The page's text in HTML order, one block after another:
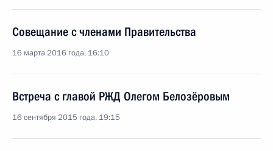
Совещание с членами Правительства
16 марта 2016 года, 16:10
Встреча с главой РЖД Олегом Белозёровым
16 сентября 2015 года, 19:15